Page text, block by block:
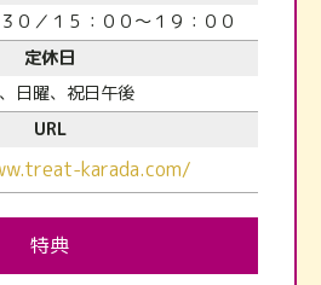
０／１５：００～１９：００
定休日
日曜、祝日午後
URL
karada.com/
特典